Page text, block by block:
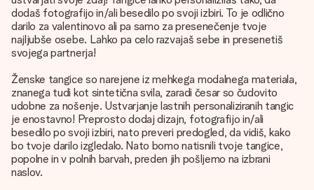
dodaš fotografijo in/ali besedilo po svoji izbiri. To je odlično
darilo za valentinovo ali pa samo za presenečenje tvoje
najljubše osebe. Lahko pa celo razvajaš sebe in presenetiš
svojega partnerja!
Ženske tangice so narejene iz mehkega modalnega materiala,
znanega tudi kot sintetična svila, zaradi česar so čudovito
udobne za nošenje. Ustvarjanje lastnih personaliziranih tangic
je enostavno! Preprosto dodaj dizajn, fotografijo in/ali
besedilo po svoji izbiri, nato preveri predogled, da vidiš, kako
bo tvoje darilo izgledalo. Nato bomo natisnili tvoje tangice,
popolne in v polnih barvah, preden jih pošljemo na izbrani
naslov.